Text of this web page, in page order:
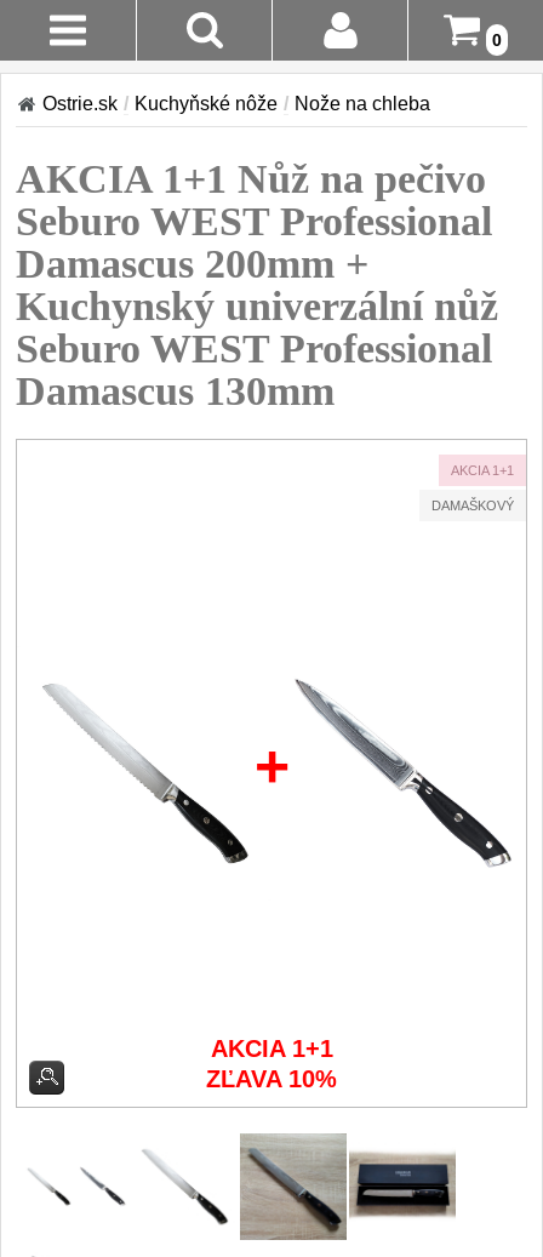
0
Stav
Objednávky
Prihlásenie
Registrácia
Doručenie
A Platba
Vrátenie Do
Akcia!
Sady nožov 9
Kuchařské nože 30
Univerzálny nože 50
Nože na ovoce a
zeleninu
Vykosťovací nože
Steakové nože
27
Príslušenstvo
Zavírací nože
Vreckové
Ostrie.sk / Kuchyňské nôže / Nože na chleba
AKCIA 1+1 Nůž na pečivo
Seburo WEST Professional
Damascus 200mm +
Kuchynský univerzální nůž
Seburo WEST Professional
Damascus 130mm
AKCIA 1+1
DAMAŠKOVÝ
+
AKCIA 1+1
ZĽAVA 10%